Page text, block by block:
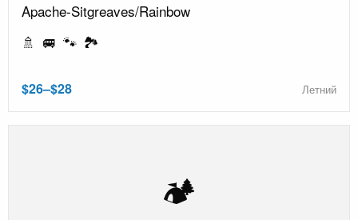
Apache-Sitgreaves/Rainbow
🚿 🚐 🐾 🏞️
$26–$28 Летний
🏕️